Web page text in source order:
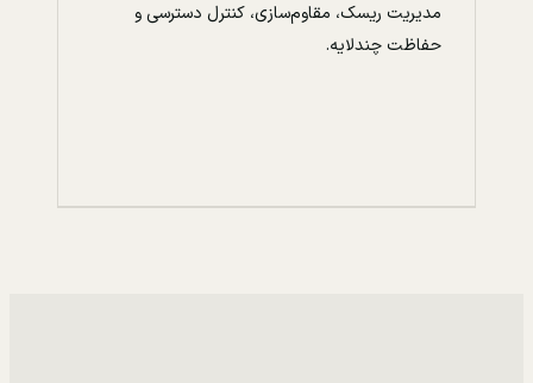
مدیریت ریسک، مقاوم‌سازی، کنترل دسترسی و
حفاظت چندلایه.